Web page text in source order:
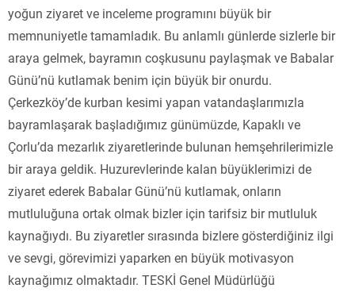
yoğun ziyaret ve inceleme programını büyük bir
memnuniyetle tamamladık. Bu anlamlı günlerde sizlerle bir
araya gelmek, bayramın coşkusunu paylaşmak ve Babalar
Günü’nü kutlamak benim için büyük bir onurdu.
Çerkezköy’de kurban kesimi yapan vatandaşlarımızla
bayramlaşarak başladığımız günümüzde, Kapaklı ve
Çorlu’da mezarlık ziyaretlerinde bulunan hemşehrilerimizle
bir araya geldik. Huzurevlerinde kalan büyüklerimizi de
ziyaret ederek Babalar Günü’nü kutlamak, onların
mutluluğuna ortak olmak bizler için tarifsiz bir mutluluk
kaynağıydı. Bu ziyaretler sırasında bizlere gösterdiğiniz ilgi
ve sevgi, görevimizi yaparken en büyük motivasyon
kaynağımız olmaktadır. TESKİ Genel Müdürlüğü